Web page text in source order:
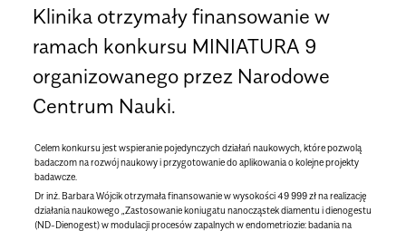
Klinika otrzymały finansowanie w
ramach konkursu MINIATURA 9
organizowanego przez Narodowe
Centrum Nauki.
Celem konkursu jest wspieranie pojedynczych działań naukowych, które pozwolą
badaczom na rozwój naukowy i przygotowanie do aplikowania o kolejne projekty
badawcze.
Dr inż. Barbara Wójcik otrzymała finansowanie w wysokości 49 999 zł na realizację
działania naukowego „Zastosowanie koniugatu nanocząstek diamentu i dienogestu
(ND-Dienogest) w modulacji procesów zapalnych w endometriozie: badania na